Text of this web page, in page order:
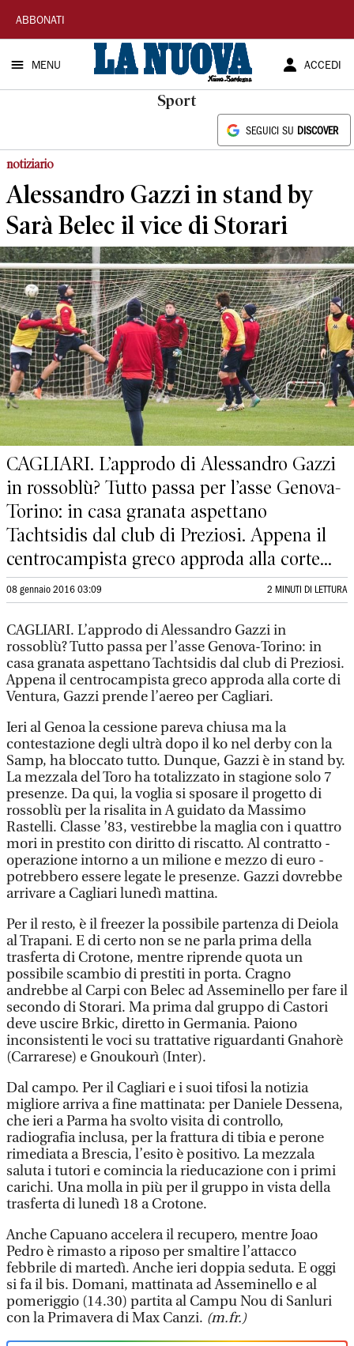
La
Nuova
Sardegna
ABBONATI
MENU ACCEDI
Sport
SEGUICI SU DISCOVER
notiziario
Alessandro Gazzi in stand by
Sarà Belec il vice di Storari
CAGLIARI. L’approdo di Alessandro Gazzi
in rossoblù? Tutto passa per l’asse Genova-
Torino: in casa granata aspettano
Tachtsidis dal club di Preziosi. Appena il
centrocampista greco approda alla corte...
08 gennaio 2016 03:09 2 MINUTI DI LETTURA
CAGLIARI. L’approdo di Alessandro Gazzi in
rossoblù? Tutto passa per l’asse Genova-Torino: in
casa granata aspettano Tachtsidis dal club di Preziosi.
Appena il centrocampista greco approda alla corte di
Ventura, Gazzi prende l’aereo per Cagliari.
Ieri al Genoa la cessione pareva chiusa ma la
contestazione degli ultrà dopo il ko nel derby con la
Samp, ha bloccato tutto. Dunque, Gazzi è in stand by.
La mezzala del Toro ha totalizzato in stagione solo 7
presenze. Da qui, la voglia si sposare il progetto di
rossoblù per la risalita in A guidato da Massimo
Rastelli. Classe ’83, vestirebbe la maglia con i quattro
mori in prestito con diritto di riscatto. Al contratto -
operazione intorno a un milione e mezzo di euro -
potrebbero essere legate le presenze. Gazzi dovrebbe
arrivare a Cagliari lunedì mattina.
Per il resto, è il freezer la possibile partenza di Deiola
al Trapani. E di certo non se ne parla prima della
trasferta di Crotone, mentre riprende quota un
possibile scambio di prestiti in porta. Cragno
andrebbe al Carpi con Belec ad Asseminello per fare il
secondo di Storari. Ma prima dal gruppo di Castori
deve uscire Brkic, diretto in Germania. Paiono
inconsistenti le voci su trattative riguardanti Gnahorè
(Carrarese) e Gnoukourì (Inter).
Dal campo. Per il Cagliari e i suoi tifosi la notizia
migliore arriva a fine mattinata: per Daniele Dessena,
che ieri a Parma ha svolto visita di controllo,
radiografia inclusa, per la frattura di tibia e perone
rimediata a Brescia, l’esito è positivo. La mezzala
saluta i tutori e comincia la rieducazione con i primi
carichi. Una molla in più per il gruppo in vista della
trasferta di lunedì 18 a Crotone.
Anche Capuano accelera il recupero, mentre Joao
Pedro è rimasto a riposo per smaltire l’attacco
febbrile di martedì. Anche ieri doppia seduta. E oggi
si fa il bis. Domani, mattinata ad Asseminello e al
pomeriggio (14.30) partita al Campu Nou di Sanluri
con la Primavera di Max Canzi. (m.fr.)